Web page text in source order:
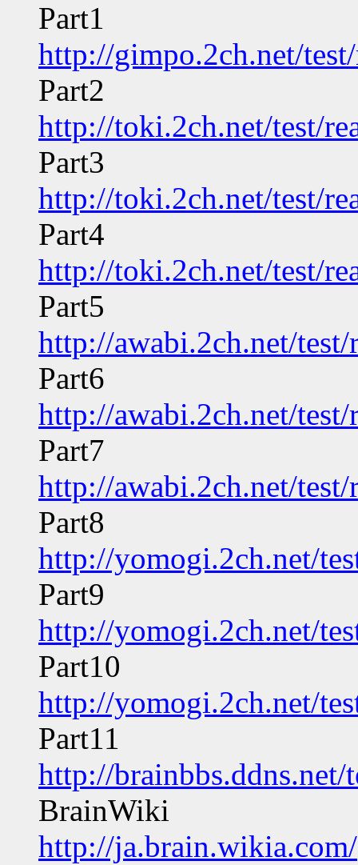
Part1
http://gimpo.2ch.net/
Part2
http://toki.2ch.net/test/
Part3
http://toki.2ch.net/test/
Part4
http://toki.2ch.net/test/
Part5
http://awabi.2ch.net/
Part6
http://awabi.2ch.net/
Part7
http://awabi.2ch.net/
Part8
http://yomogi.2ch.net/
Part9
http://yomogi.2ch.net/
Part10
http://yomogi.2ch.net/
Part11
http://
BrainWiki
http://ja.brain.wikia.com/